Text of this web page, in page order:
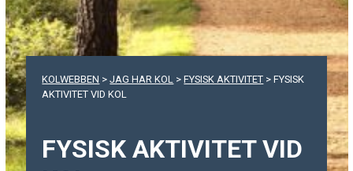
KOLWEBBEN >JAG HAR KOL >FYSISK AKTIVITET >FYSISK
AKTIVITET VID KOL
FYSISK AKTIVITET VID